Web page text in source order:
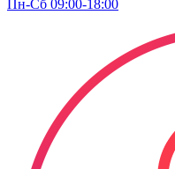
Пн-Сб 09:00-18:00